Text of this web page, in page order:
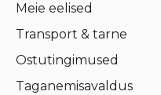
Meie eelised
Transport & tarne
Ostutingimused
Taganemisavaldus